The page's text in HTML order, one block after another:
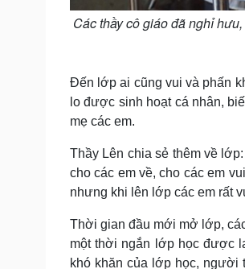
Các thầy cô giáo đã nghỉ
Đến lớp ai cũng vui và phấn
lo được sinh hoạt cá nhân,
mẹ các em.
Thầy Lên chia sẻ thêm về
cho các em về, cho các em
nhưng khi lên lớp các em rất
Thời gian đầu mới mở lớp,
một thời ngắn lớp học được
khó khăn của lớp học, người